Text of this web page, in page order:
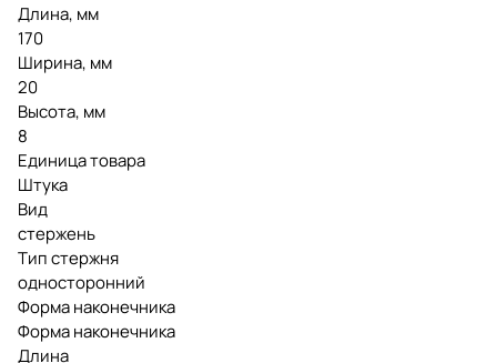
Длина, мм
170
Ширина, мм
20
Высота, мм
8
Единица товара
Штука
Вид
стержень
Тип стержня
односторонний
Форма наконечника
Форма наконечника
Длина